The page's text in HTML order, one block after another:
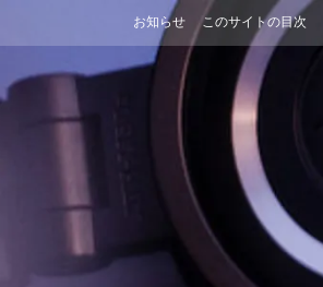
ン
ツ
お知らせ このサイトの目次